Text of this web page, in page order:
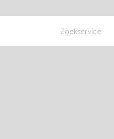
Zoekservice